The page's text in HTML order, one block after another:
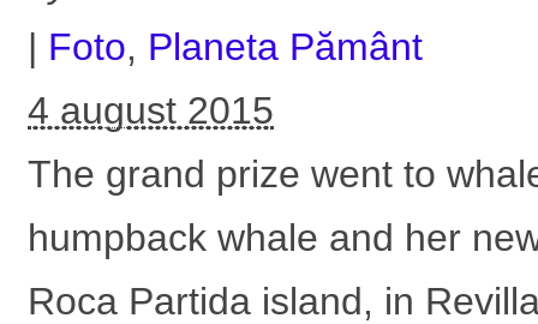
| Foto, Planeta Pământ
4 august 2015
The grand prize went to
humpback whale and her
Roca Partida island, in